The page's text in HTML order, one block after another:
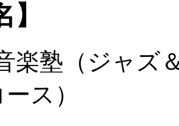
】
楽塾（ジャ
ス）